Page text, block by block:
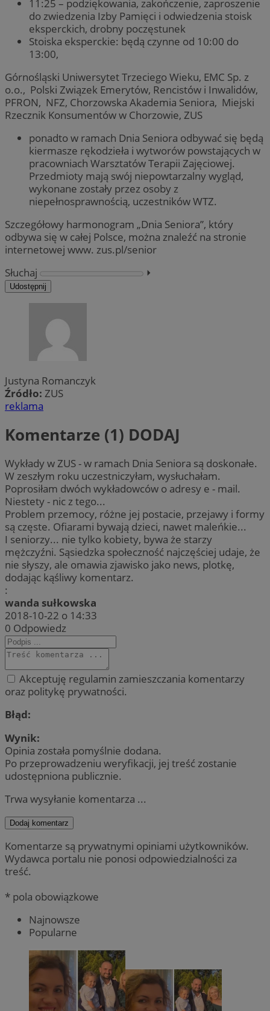
11:25 – podziękowania, zakończenie, zaproszenie
do zwiedzenia Izby Pamięci i odwiedzenia stoisk
eksperckich, drobny poczęstunek
Stoiska eksperckie: będą czynne od 10:00 do
13:00,
Górnośląski Uniwersytet Trzeciego Wieku, EMC Sp. z
o.o., Polski Związek Emerytów, Rencistów i Inwalidów,
PFRON, NFZ, Chorzowska Akademia Seniora, Miejski
Rzecznik Konsumentów w Chorzowie, ZUS
ponadto w ramach Dnia Seniora odbywać się będą
kiermasze rękodzieła i wytworów powstających w
pracowniach Warsztatów Terapii Zajęciowej.
Przedmioty mają swój niepowtarzalny wygląd,
wykonane zostały przez osoby z
niepełnosprawnością, uczestników WTZ.
Szczegółowy harmonogram „Dnia Seniora”, który
odbywa się w całej Polsce, można znaleźć na stronie
internetowej www. zus.pl/senior
Słuchaj
⏵︎
Udostępnij
Justyna Romanczyk
Źródło: ZUS
reklama
Komentarze (1) DODAJ
Wykłady w ZUS - w ramach Dnia Seniora są doskonałe.
W zeszłym roku uczestniczyłam, wysłuchałam.
Poprosiłam dwóch wykładowców o adresy e - mail.
Niestety - nic z tego...
Problem przemocy, różne jej postacie, przejawy i formy
są częste. Ofiarami bywają dzieci, nawet maleńkie...
I seniorzy... nie tylko kobiety, bywa że starzy
mężczyźni. Sąsiedzka społeczność najczęściej udaje, że
nie słyszy, ale omawia zjawisko jako news, plotkę,
dodając kąśliwy komentarz.
:
wanda sułkowska
2018-10-22 o 14:33
0 Odpowiedz
Akceptuję regulamin zamieszczania komentarzy
oraz politykę prywatności.
Błąd:
Wynik:
Opinia została pomyślnie dodana.
Po przeprowadzeniu weryfikacji, jej treść zostanie
udostępniona publicznie.
Trwa wysyłanie komentarza ...
Dodaj komentarz
Komentarze są prywatnymi opiniami użytkowników.
Wydawca portalu nie ponosi odpowiedzialności za
treść.
* pola obowiązkowe
Najnowsze
Popularne